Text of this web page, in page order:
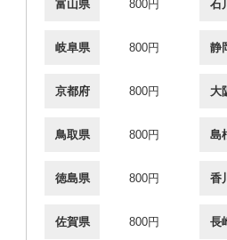
富山県 800円 石
岐阜県 800円 静
京都府 800円 大
鳥取県 800円 島
徳島県 800円 香
佐賀県 800円 長